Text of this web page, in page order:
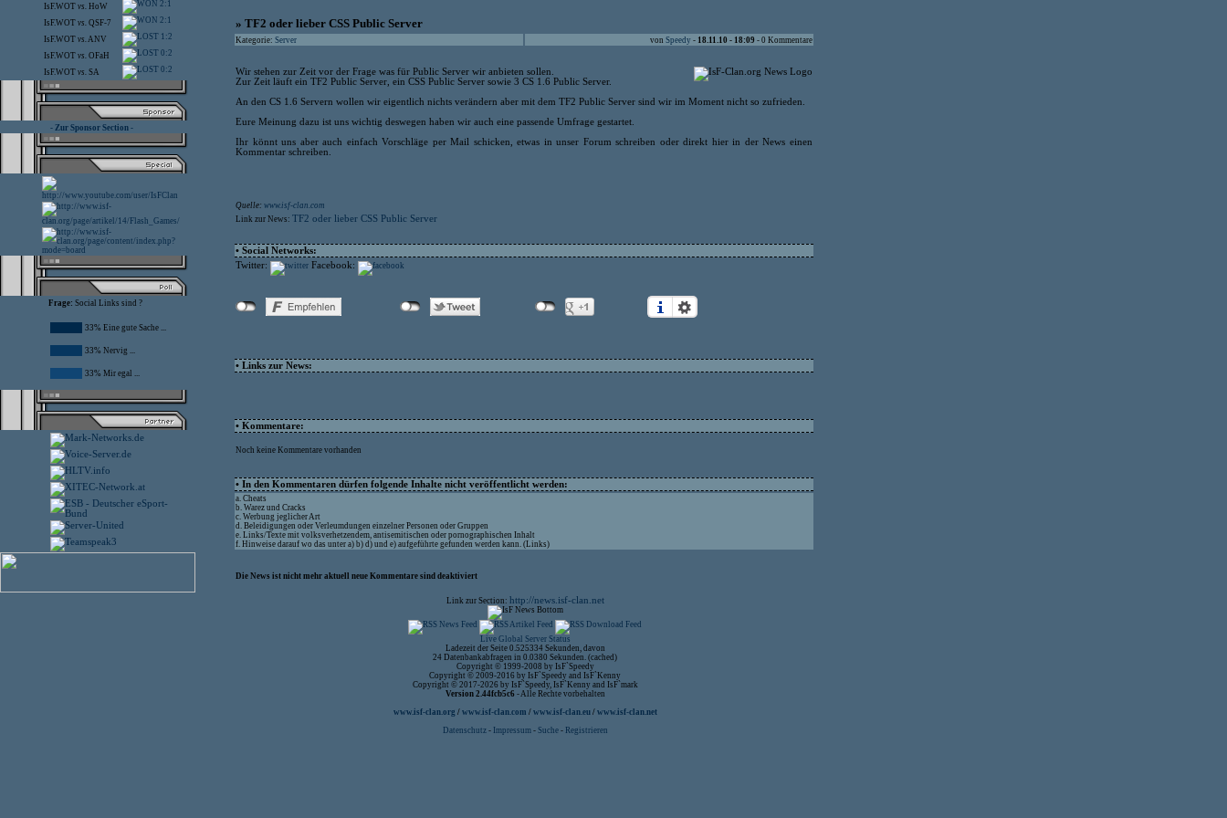
IsF.WOT vs. HoW 2:1
IsF.WOT vs. QSF-7 2:1
IsF.WOT vs.ANV 1:2
IsF.WOT vs. OFaH 0:2
IsF.WOT vs. SA 0:2
- Zur Sponsor Section -
Frage: Social Links sind ?
33% Eine gute Sache ...
33% Nervig ...
33% Mir egal ...
» TF2 oder lieber CSS Public Server
Kategorie: Server von Speedy - 18.11.10 - 18:09 - 0 Kommentare
Wir stehen zur Zeit vor der Frage was für Public Server wir anbieten sollen.
Zur Zeit läuft ein TF2 Public Server, ein CSS Public Server sowie 3 CS 1.6 Public Server.
An den CS 1.6 Servern wollen wir eigentlich nichts verändern aber mit dem TF2 Public Server sind wir im Moment nicht so zufrieden.
Eure Meinung dazu ist uns wichtig deswegen haben wir auch eine passende Umfrage gestartet.
Ihr könnt uns aber auch einfach Vorschläge per Mail schicken, etwas in unser Forum schreiben oder direkt hier in der News einen
Kommentar schreiben.
Quelle: www.isf-clan.com
Link zur News: TF2 oder lieber CSS Public Server
• Social Networks:
Twitter:
Facebook:
• Links zur News:
• Kommentare:
Noch keine Kommentare vorhanden
• In den Kommentaren dürfen folgende Inhalte nicht veröffentlicht werden:
a. Cheats
b. Warez und Cracks
c. Werbung jeglicher Art
d. Beleidigungen oder Verleumdungen einzelner Personen oder Gruppen
e. Links/Texte mit volksverhetzendem, antisemitischen oder pornographischen Inhalt
f. Hinweise darauf wo das unter a) b) d) und e) aufgeführte gefunden werden kann. (Links)
Die News ist nicht mehr aktuell neue Kommentare sind deaktiviert
Link zur Section: http://news.isf-clan.net
Live Global Server Status
Ladezeit der Seite 0.525334 Sekunden, davon
24 Datenbankabfragen in 0.0380 Sekunden. (cached)
Copyright © 1999-2008 by IsF`Speedy
Copyright © 2009-2016 by IsF`Speedy and IsF`Kenny
Copyright © 2017-2026 by IsF`Speedy, IsF`Kenny and IsF`mark
Version 2.44fcb5c6 - Alle Rechte vorbehalten
www.isf-clan.org / www.isf-clan.com / www.isf-clan.eu/ www.isf-clan.net
Datenschutz - Impressum- Suche- Registrieren